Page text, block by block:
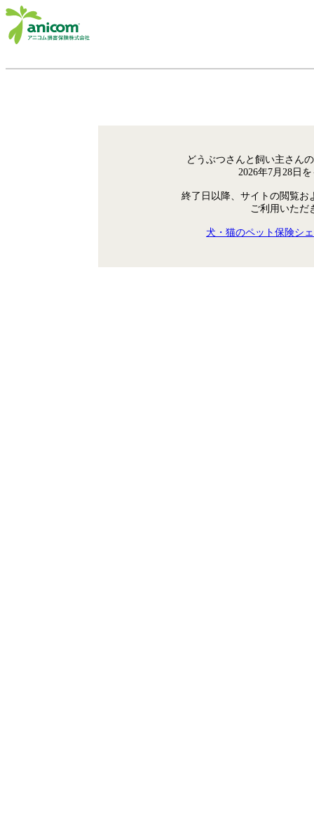
どうぶつさんと飼い主さん
2026年7月28日
終了日以降、サイトの閲覧お
ご利用いただ
犬・猫のペット保険シ